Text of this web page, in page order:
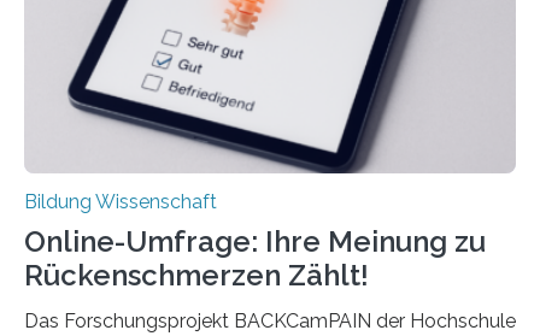
Jahren erstmals…
Bildung Wissenschaft
Online-Umfrage: Ihre Meinung zu
Rückenschmerzen Zählt!
Das Forschungsprojekt BACKCamPAIN der Hochschule